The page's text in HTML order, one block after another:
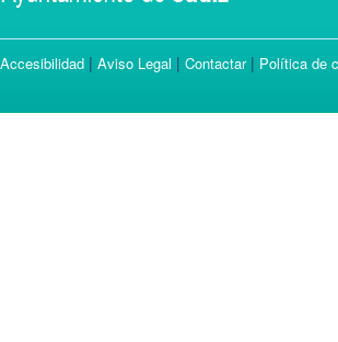
Accesibilidad | Aviso Legal | Contactar| Política de